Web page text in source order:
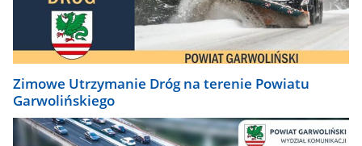
Zimowe Utrzymanie Dróg na terenie Powiatu
Garwolińskiego